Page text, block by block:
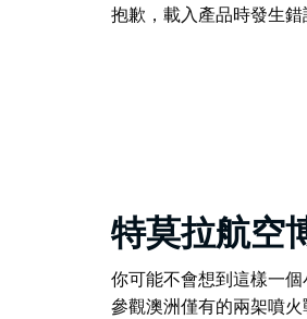
抱歉，載入產品時發生錯
特莫拉航空
你可能不會想到這樣一
參觀澳洲僅有的兩架噴